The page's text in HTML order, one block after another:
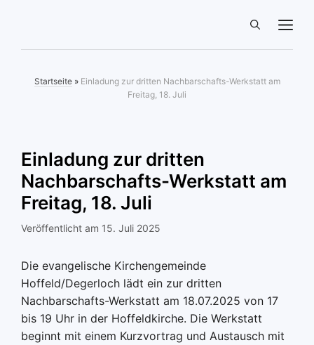
Startseite» Einladung zur dritten Nachbarschafts-Werkstatt am
Freitag, 18. Juli
Einladung zur dritten
Nachbarschafts-Werkstatt am
Freitag, 18. Juli
15. Juli 2025
Die evangelische Kirchengemeinde
Hoffeld/Degerloch lädt ein zur dritten
Nachbarschafts-Werkstatt am 18.07.2025 von 17
bis 19 Uhr in der Hoffeldkirche. Die Werkstatt
beginnt mit einem Kurzvortrag und Austausch mit